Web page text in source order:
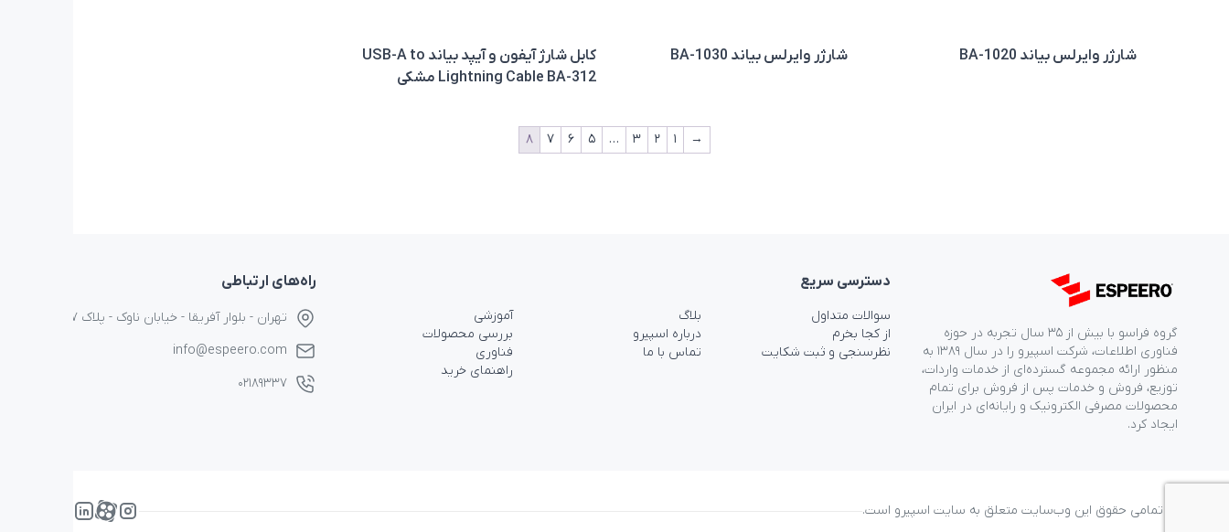
شارژر وایرلس بیاند BA-1020 شارژر وایرلس بیاند BA-1030
کابل شارژ آیفون و آیپد بیاند USB-A to
Lightning Cable BA-312 مشکی
→ ۱ ۲ ۳ … ۵ ۶ ۷ ۸
گروه فراسو با بیش از ۳۵ سال تجربه در حوزه
فناوری اطلاعات، شرکت اسپیرو را در سال ۱۳۸۹ به
منظور ارائه مجموعه گسترده‌ای از خدمات واردات،
توزیع، فروش و خدمات پس از فروش برای تمام
محصولات مصرفی الکترونیک و رایانه‌ای در ایران
ایجاد کرد.
دسترسی‌ سریع
سوالات متداول
از کجا بخرم
نظرسنجی و ثبت شکایت
بلاگ
درباره اسپیرو
تماس با ما
آموزشی
بررسی محصولات
فناوری
راهنمای خرید
راه‌های ارتباطی
تهران - بلوار آفریقا - خیابان ناوک - پلاک ۱۷
info@espeero.com
۰۲۱۸۹۳۳۷
© تمامی حقوق این وب‌سایت متعلق به سایت اسپیرو است.